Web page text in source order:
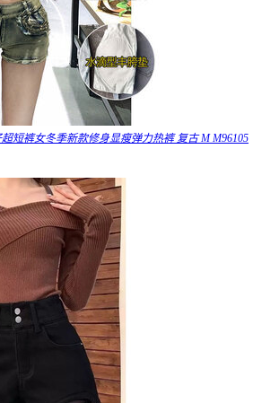
短裤女冬季新款修身显瘦弹力热裤 复古 M M96105